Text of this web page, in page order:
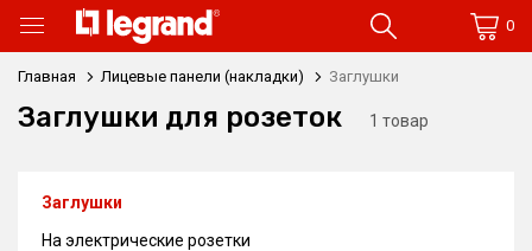
0
Главная Лицевые панели (накладки) Заглушки
Заглушки для розеток 1 товар
Заглушки
На электрические розетки